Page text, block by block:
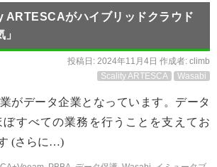
がハイブリッドクラウド
投稿日: 2024年11月4日 作成者: climb
Scality ARTESCA
Wasabi
がデータ企業となっています。データ
すべての業務を行うことを支えてお
(さらに…)